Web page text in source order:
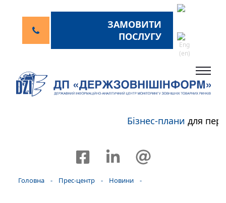
ЗАМОВИТИ
ПОСЛУГУ
Бізнес-планидля
Головна - Прес-центр - Новини -